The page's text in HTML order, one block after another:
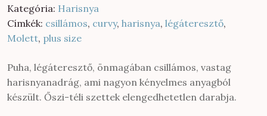
Kategória: Harisnya
Címkék: csillámos, curvy, harisnya, légáteresztő,
Molett, plus size
Puha, légáteresztő, önmagában csillámos, vastag
harisnyanadrág, ami nagyon kényelmes anyagból
készült. Őszi-téli szettek elengedhetetlen darabja.